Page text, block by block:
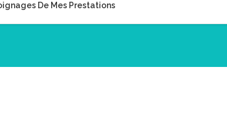
De Mes Prestations